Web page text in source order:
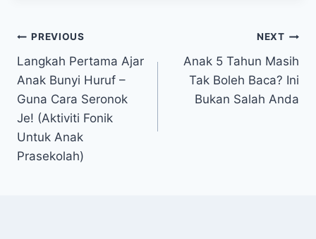
Post
navigation
PREVIOUS
Langkah Pertama Ajar
Anak Bunyi Huruf –
Guna Cara Seronok
Je! (Aktiviti Fonik
Untuk Anak
Prasekolah)
NEXT
Anak 5 Tahun Masih
Tak Boleh Baca? Ini
Bukan Salah Anda